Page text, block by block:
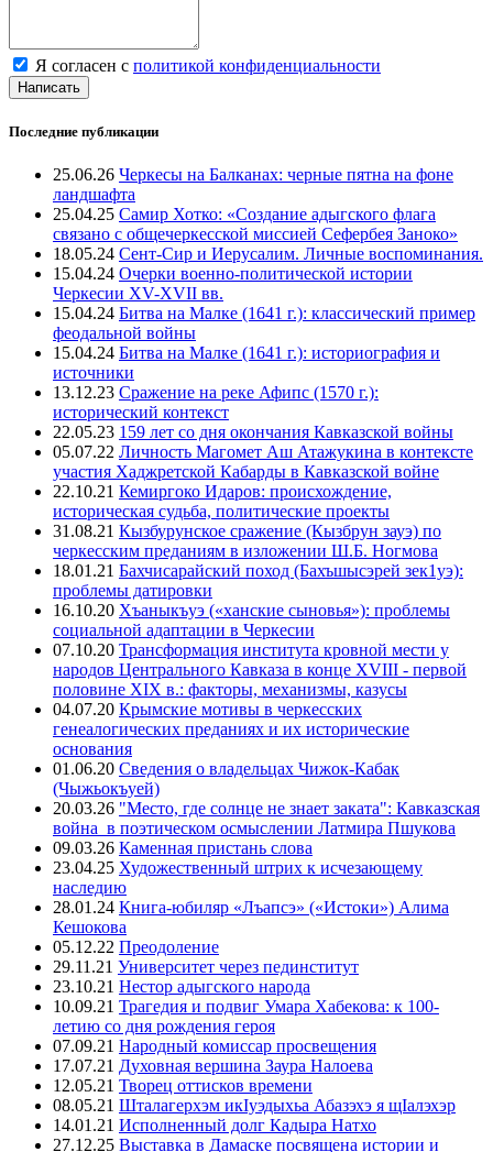
Я согласен с политикой конфиденциальности
Написать
Последние публикации
25.06.26 Черкесы на Балканах: черные пятна на фоне
ландшафта
25.04.25 Самир Хотко: «Создание адыгского флага
связано с общечеркесской миссией Сефербея Заноко»
18.05.24 Сент-Сир и Иерусалим. Личные воспоминания.
15.04.24 Очерки военно-политической истории
Черкесии XV-XVII вв.
15.04.24 Битва на Малке (1641 г.): классический пример
феодальной войны
15.04.24 Битва на Малке (1641 г.): историография и
источники
13.12.23 Сражение на реке Афипс (1570 г.):
исторический контекст
22.05.23 159 лет со дня окончания Кавказской войны
05.07.22 Личность Магомет Аш Атажукина в контексте
участия Хаджретской Кабарды в Кавказской войне
22.10.21 Кемиргоко Идаров: происхождение,
историческая судьба, политические проекты
31.08.21 Кызбурунское сражение (Кызбрун зауэ) по
черкесским преданиям в изложении Ш.Б. Ногмова
18.01.21 Бахчисарайский поход (Бахъшысэрей зек1уэ):
проблемы датировки
16.10.20 Хъаныкъуэ («ханские сыновья»): проблемы
социальной адаптации в Черкесии
07.10.20 Трансформация института кровной мести у
народов Центрального Кавказа в конце XVIII - первой
половине XIX в.: факторы, механизмы, казусы
04.07.20 Крымские мотивы в черкесских
генеалогических преданиях и их исторические
основания
01.06.20 Сведения о владельцах Чижок-Кабак
(Чыжьокъуей)
20.03.26 "Место, где солнце не знает заката": Кавказская
война в поэтическом осмыслении Латмира Пшукова
09.03.26 Каменная пристань слова
23.04.25 Художественный штрих к исчезающему
наследию
28.01.24 Книга-юбиляр «Лъапсэ» («Истоки») Алима
Кешокова
05.12.22 Преодоление
29.11.21 Университет через пединститут
23.10.21 Нестор адыгского народа
10.09.21 Трагедия и подвиг Умара Хабекова: к 100-
летию со дня рождения героя
07.09.21 Народный комиссар просвещения
17.07.21 Духовная вершина Заура Налоева
12.05.21 Творец оттисков времени
08.05.21 Шталагерхэм икIуэдыхьа Абазэхэ я щIалэхэр
14.01.21 Исполненный долг Кадыра Натхо
27.12.25 Выставка в Дамаске посвящена истории и